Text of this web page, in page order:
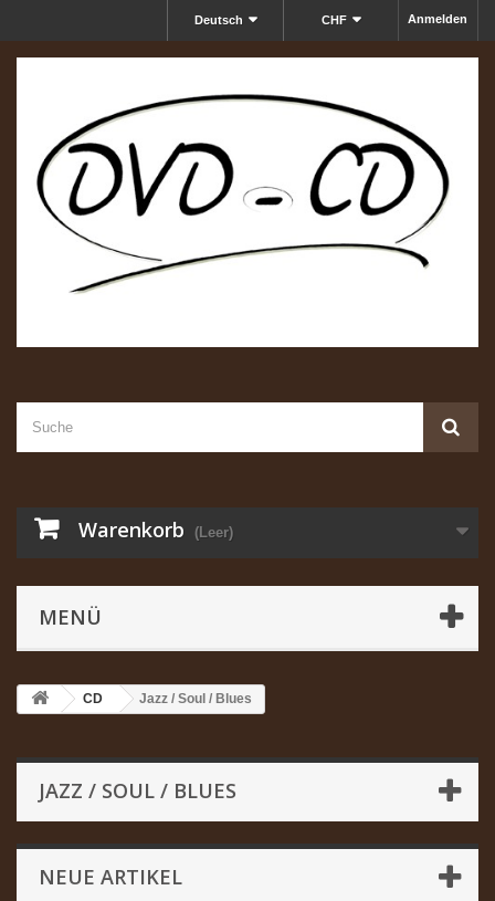
Anmelden
CHF
Deutsch
Warenkorb (Leer)
MENÜ
CD Jazz / Soul / Blues
JAZZ / SOUL / BLUES
NEUE ARTIKEL